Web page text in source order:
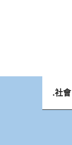
.社會